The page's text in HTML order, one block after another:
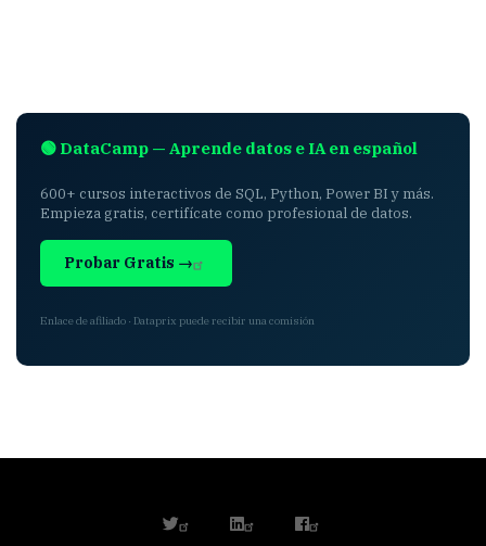
🟢 DataCamp — Aprende datos e IA en español
600+ cursos interactivos de SQL, Python, Power BI y más.
Empieza gratis, certifícate como profesional de datos.
Probar Gratis →
Enlace de afiliado · Dataprix puede recibir una comisión
twitterlinkedinfacebook